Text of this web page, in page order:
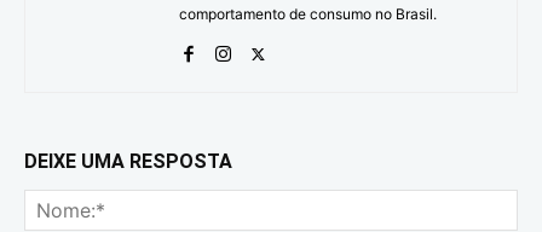
comportamento de consumo no Brasil.
DEIXE UMA RESPOSTA